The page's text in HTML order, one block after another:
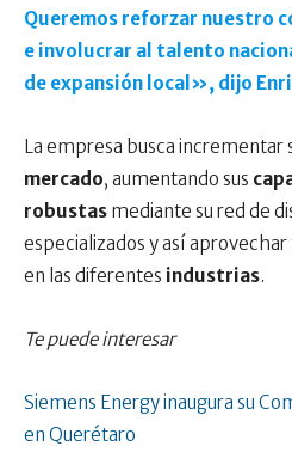
Queremos reforzar nuestro
e involucrar al talento
de expansión local», dijo
La empresa busca incrementar
mercado, aumentando sus
robustas mediante su red de
especializados y así aprovechar
en las diferentes industrias.
Te puede interesar
Siemens Energy inaugura su
en Querétaro